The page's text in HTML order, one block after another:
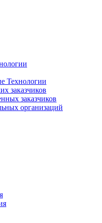
Технологии
заказчиков
заказчиков
организаций